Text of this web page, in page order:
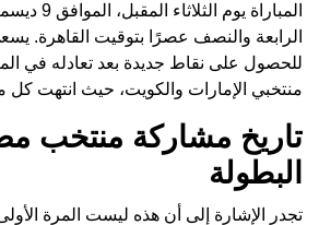
المباراة
الرابعة والنصف عصرًا بتوقيت القاهرة.
للحصول على نقاط جديدة بعد تعادله في
منتخبي الإمارات والكويت، حيث انتهت كل
تاريخ مشاركة منتخب
البطولة
تجدر الإشارة إلى أن هذه ليست المرة